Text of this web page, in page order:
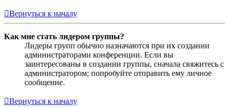
Вернуться к началу
Как мне стать лидером группы?
Лидеры групп обычно назначаются при их создании
администраторами конференции. Если вы
заинтересованы в создании группы, сначала свяжитесь с
администратором; попробуйте отправить ему личное
сообщение.
Вернуться к началу